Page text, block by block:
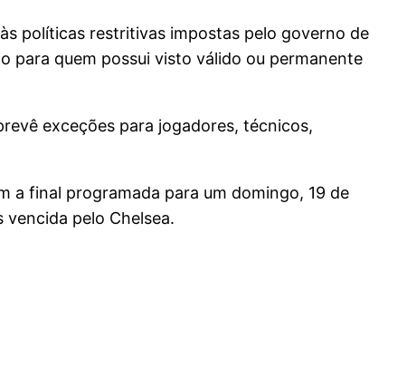
políticas restritivas impostas pelo governo de
para quem possui visto válido ou permanente
exceções para jogadores, técnicos,
a final programada para um domingo, 19 de
pelo Chelsea.